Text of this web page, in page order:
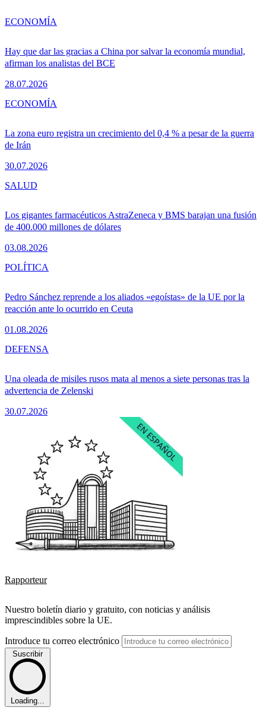
Hay que dar las gracias a China por salvar la economía mundial,
afirman los analistas del BCE
28.07.2026
ECONOMÍA
La zona euro registra un crecimiento del 0,4 % a pesar de la guerra
de Irán
30.07.2026
ECONOMÍA
Los gigantes farmacéuticos AstraZeneca y BMS barajan una fusión
de 400.000 millones de dólares
03.08.2026
SALUD
Pedro Sánchez reprende a los aliados «egoístas» de la UE por la
reacción ante lo ocurrido en Ceuta
01.08.2026
POLÍTICA
Una oleada de misiles rusos mata al menos a siete personas tras la
advertencia de Zelenski
30.07.2026
DEFENSA
Rapporteur
Nuestro boletín diario y gratuito, con noticias y análisis
imprescindibles sobre la UE.
Introduce tu correo electrónico
Suscribir
Loading...